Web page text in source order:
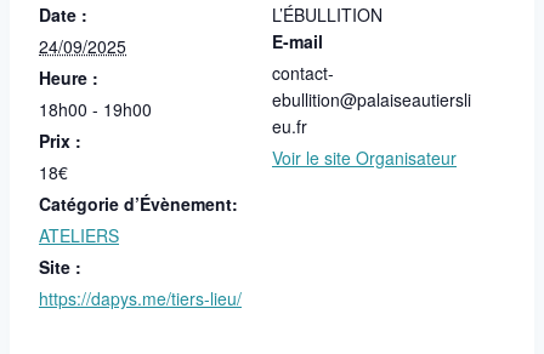
Date :
24/09/2025
Heure :
18h00 - 19h00
Prix :
18€
Catégorie d’Évènement:
ATELIERS
Site :
https://dapys.me/tiers-lieu/
L’ÉBULLITION
E-mail
contact-
ebullition@palaiseautiersli
eu.fr
Voir le site Organisateur